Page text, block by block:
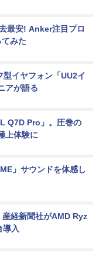
最安! Anker注目プロ
みた
イヤフォン「UU2イ
アが語る
Q7D Pro」。圧巻の
上体験に
」サウンドを体感し
経新聞社がAMD Ryz
入